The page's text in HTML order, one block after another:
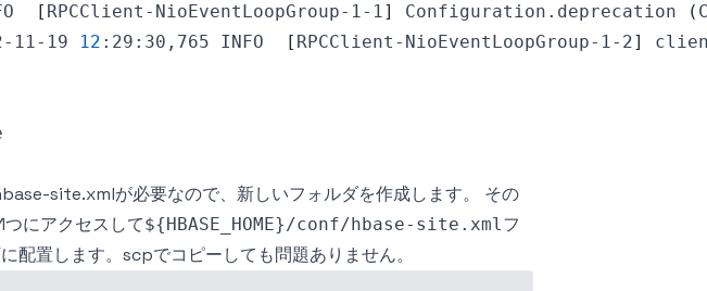
[ RPCClient-NioEventLoopGroup-1-1] Configuration.deprecation (
11-19
12 :29:30,765 INFO [ RPCClient-NioEventLoopGroup-1-2]
site.xmlが必要なので、新しいフォルダを作成します。 その
にアクセスして${HBASE_HOME}/conf/hbase-site.xmlフ
配置します。scpでコピーしても問題ありません。